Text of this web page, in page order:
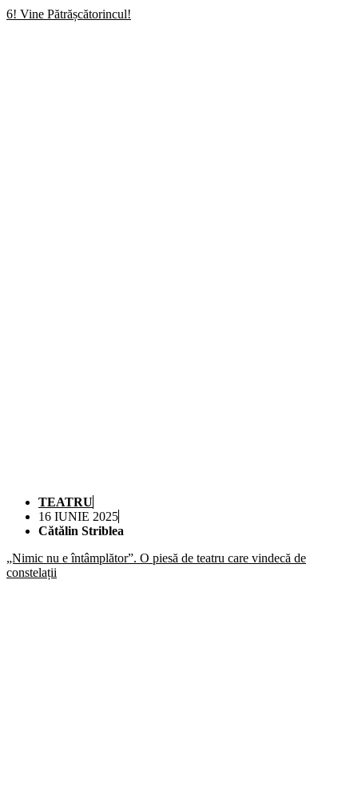
6! Vine Pătrășcătorincul!
TEATRU
16 IUNIE 2025
Cătălin Striblea
„Nimic nu e întâmplător”. O piesă de teatru care vindecă de
constelații